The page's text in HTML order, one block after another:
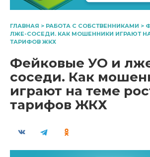
ГЛАВНАЯ > РАБОТА С СОБСТВЕННИКАМИ >
ЛЖЕ-СОСЕДИ. КАК МОШЕННИКИ ИГРАЮТ
ТАРИФОВ ЖКХ
Фейковые УО и
соседи. Как
играют на теме
тарифов ЖКХ